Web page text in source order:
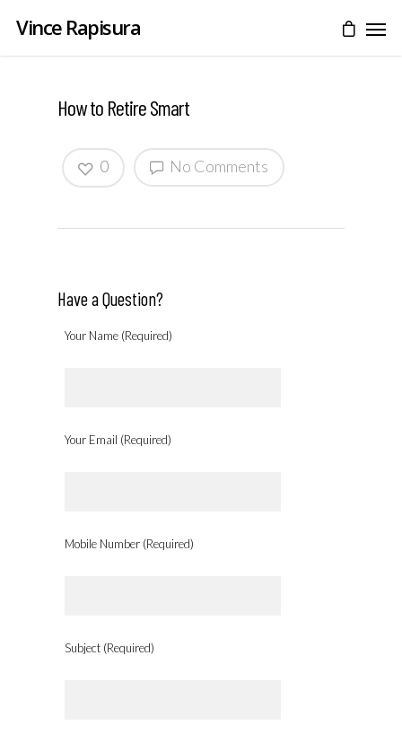
Vince Rapisura
How to Retire Smart
No Comments
0
Have a Question?
Your Name (Required)
Your Email (Required)
Mobile Number (Required)
Subject (Required)